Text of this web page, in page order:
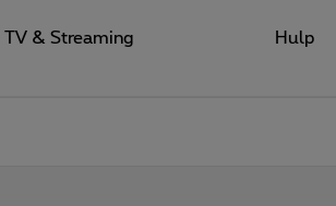
TV & Streaming Hulp